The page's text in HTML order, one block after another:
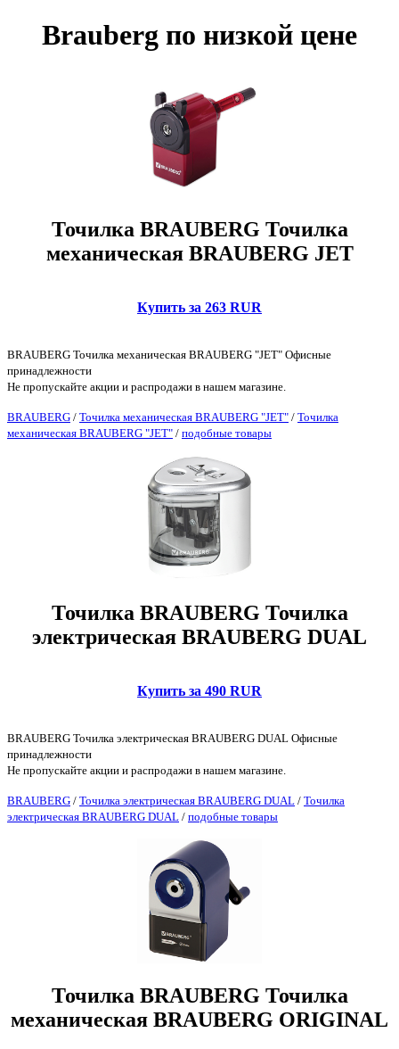
Brauberg по низкой цене
Точилка BRAUBERG Точилка
механическая BRAUBERG JET
Купить за 263 RUR
BRAUBERG Точилка механическая BRAUBERG "JET" Офисные
принадлежности
Не пропускайте акции и распродажи в нашем магазине.
BRAUBERG / Точилка механическая BRAUBERG "JET" / Точилка
механическая BRAUBERG "JET" / подобные товары
Точилка BRAUBERG Точилка
электрическая BRAUBERG DUAL
Купить за 490 RUR
BRAUBERG Точилка электрическая BRAUBERG DUAL Офисные
принадлежности
Не пропускайте акции и распродажи в нашем магазине.
BRAUBERG / Точилка электрическая BRAUBERG DUAL / Точилка
электрическая BRAUBERG DUAL / подобные товары
Точилка BRAUBERG Точилка
механическая BRAUBERG ORIGINAL